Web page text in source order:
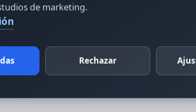
Todos los derechos reservados.
de marketing.
Rechazar